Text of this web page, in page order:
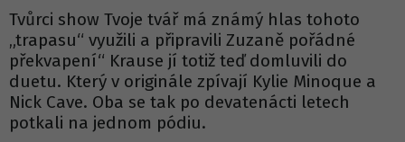
Tvůrci show Tvoje tvář má známý hlas tohoto
„trapasu“ využili a připravili Zuzaně pořádné
překvapení“ Krause jí totiž teď domluvili do
duetu. Který v originále zpívají Kylie Minoque a
Nick Cave. Oba se tak po devatenácti letech
potkali na jednom pódiu.